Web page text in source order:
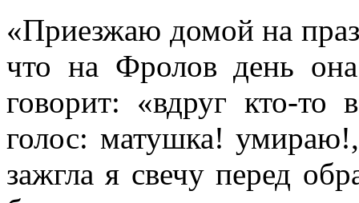
«Приезжаю домой на
что на Фролов день
говорит: «вдруг кто-
голос: матушка!
зажгла я свечу перед